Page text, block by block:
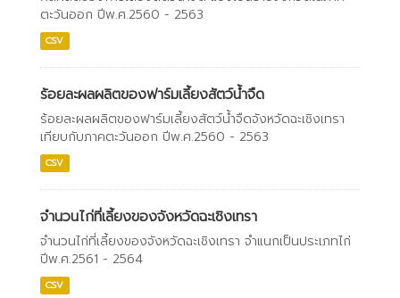
ตะวันออก ปีพ.ศ.2560 - 2563
CSV
ร้อยละผลผลิตของฟาร์มเลี้ยงสัตว์น้ำจืด
ร้อยละผลผลิตของฟาร์มเลี้ยงสัตว์น้ำจืดจังหวัดฉะเชิงเทรา
เทียบกับภาคตะวันออก ปีพ.ศ.2560 - 2563
CSV
จำนวนไก่ที่เลี้ยงของจังหวัดฉะเชิงเทรา
จำนวนไก่ที่เลี้ยงของจังหวัดฉะเชิงเทรา จำแนกเป็นประเภทไก่
ปีพ.ศ.2561 - 2564
CSV